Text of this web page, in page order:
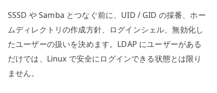
SSSD や Samba とつなぐ前に、UID / GID の採番、ホー
ムディレクトリの作成方針、ログインシェル、無効化し
たユーザーの扱いを決めます。LDAP にユーザーがある
だけでは、Linux で安全にログインできる状態とは限り
ません。